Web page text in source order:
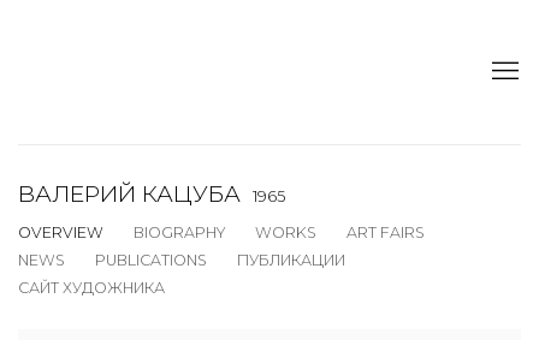
ВАЛЕРИЙ КАЦУБА
1965
OVERVIEW
BIOGRAPHY WORKS
ART FAIRS
NEWS
PUBLICATIONS
ПУБЛИКАЦИИ
САЙТ ХУДОЖНИКА